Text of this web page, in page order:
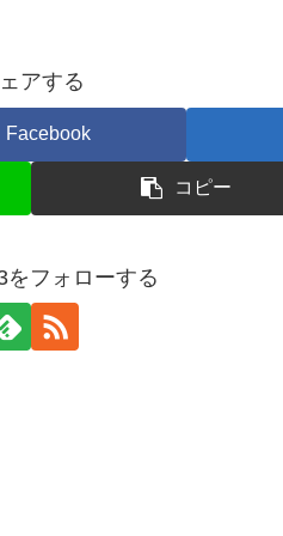
アする
Facebook
コピー
をフォローする